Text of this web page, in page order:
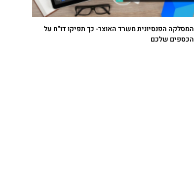
המסלקה הפנסיונית משרד האוצר- כך תפיקו דו"ח על
הכספים שלכם